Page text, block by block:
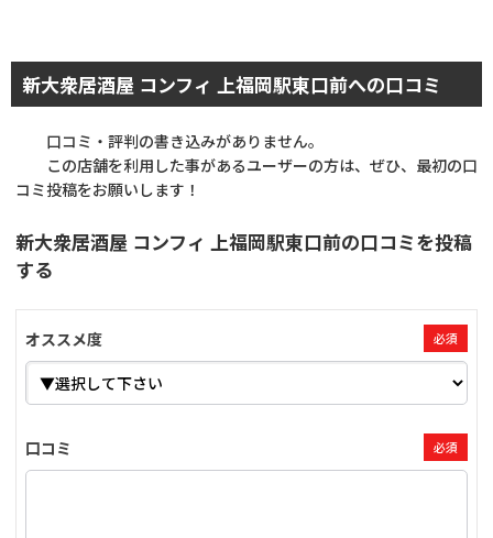
新大衆居酒屋 コンフィ 上福岡駅東口前への口コミ
口コミ・評判の書き込みがありません。
この店舗を利用した事があるユーザーの方は、ぜひ、最初の口
コミ投稿をお願いします！
新大衆居酒屋 コンフィ 上福岡駅東口前の口コミを投稿
する
オススメ度 必須
口コミ 必須